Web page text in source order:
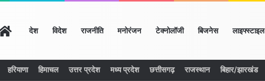
Homeदेश विदेश राजनीति मनोरंजन टेक्नोलॉजी बिजनेस लाइफ्स्टाइल
हरियाणा हिमाचल उत्तर प्रदेश मध्य प्रदेश छत्तीसगढ़ राजस्थान बिहार/झारखंड